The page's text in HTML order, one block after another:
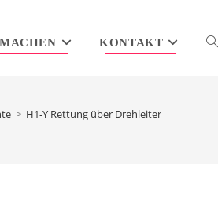
KONTAKT
> H1-Y Rettung über Drehleiter